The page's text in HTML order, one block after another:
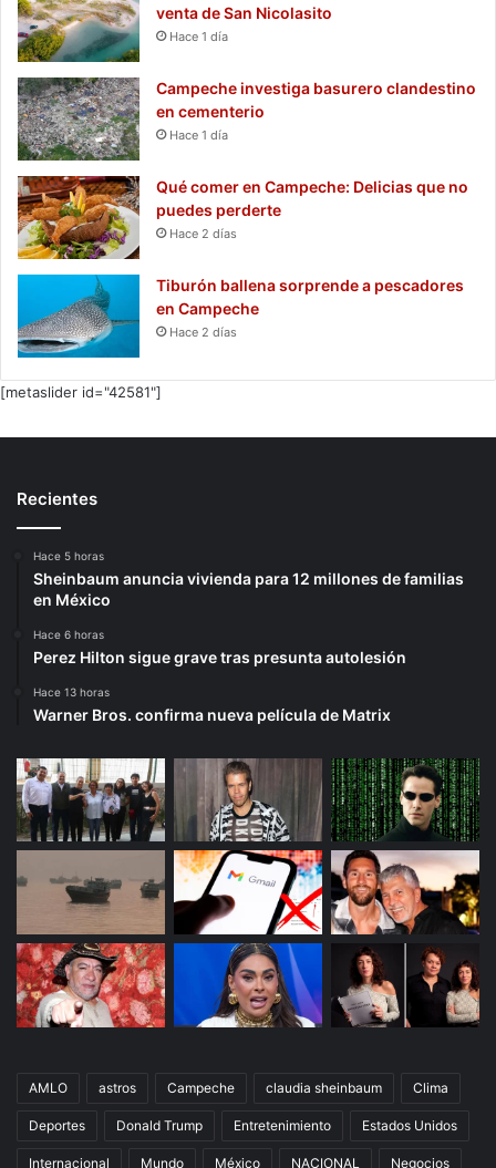
venta de San Nicolasito
Hace 1 día
Campeche investiga basurero clandestino
en cementerio
Hace 1 día
Qué comer en Campeche: Delicias que no
puedes perderte
Hace 2 días
Tiburón ballena sorprende a pescadores
en Campeche
Hace 2 días
[metaslider id="42581"]
Recientes
Hace 5 horas
Sheinbaum anuncia vivienda para 12 millones de familias
en México
Hace 6 horas
Perez Hilton sigue grave tras presunta autolesión
Hace 13 horas
Warner Bros. confirma nueva película de Matrix
AMLO astros Campeche claudia sheinbaum Clima
Deportes Donald Trump Entretenimiento Estados Unidos
Internacional Mundo México NACIONAL Negocios